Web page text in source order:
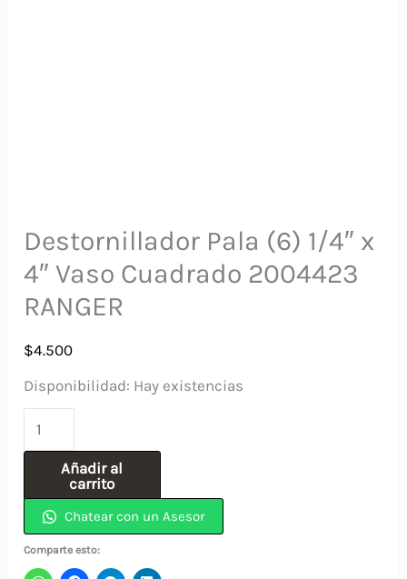
Destornillador Pala (6) 1/4″ x
4″ Vaso Cuadrado 2004423
RANGER
$4.500
Disponibilidad: Hay existencias
Destornillador
Pala
1/4″
x
Añadir al
carrito
Chatear con un Asesor
Comparte esto: